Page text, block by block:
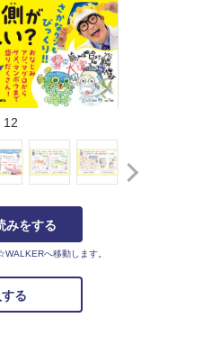
12
みをする
へ移動します。
る